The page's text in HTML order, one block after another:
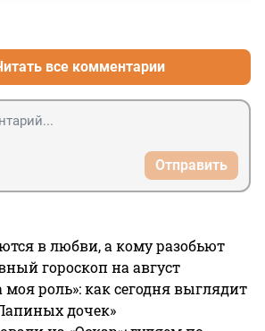
все комментарии
Отправить
в любви, а кому разобьют
гороскоп на август
моя роль»: как сегодня выглядит
дочек»